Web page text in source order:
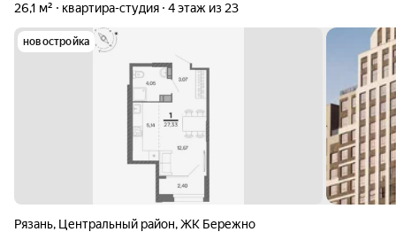
26,1 м²
квартира-студия 4 этаж из 23
новостройка
Рязань, Центральный район,ЖК Бережно